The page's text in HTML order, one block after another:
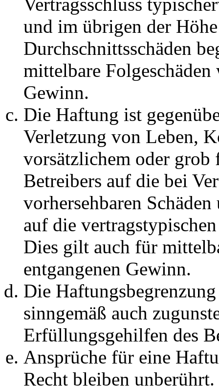
und im übrigen der
Durchschnittsschäden
mittelbare Folgeschäden
Gewinn.
Die Haftung ist
Verletzung von Leben,
vorsätzlichem oder grob
Betreibers auf die bei
vorhersehbaren
auf die
Dies gilt auch für
entgangenen Gewinn.
Die
sinngemäß auch
Erfüllungsgehilfen des
Ansprüche für eine
Recht bleiben unberührt.